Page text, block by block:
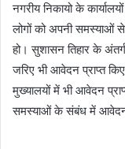
नगरीय निकायो के
लोगों को अपनी समस्याओं
हो। सुशासन तिहार के
जरिए भी आवेदन प्राप्त
मुख्यालयों में भी आवेदन
समस्याओं के संबंध में